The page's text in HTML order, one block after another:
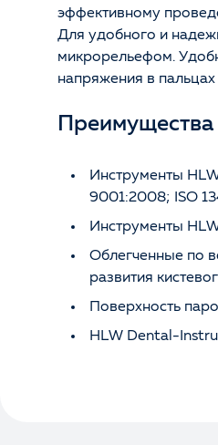
эффективному
Для удобного и
микрорельефом.
напряжения в пальцах
Инструменты
9001:2008; ISO
Инструменты
Облегченные по
развития
Поверхность
HLW Dental-